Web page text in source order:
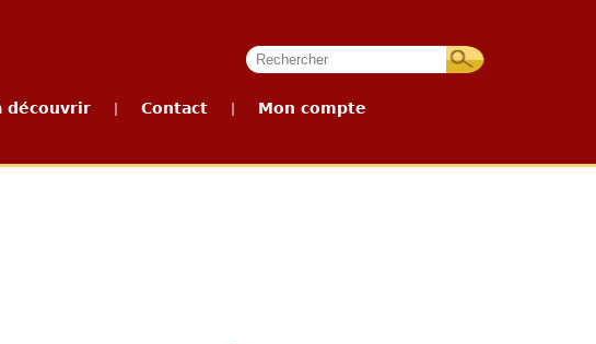
découvrir Contact Mon compte